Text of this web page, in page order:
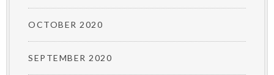
OCTOBER 2020
SEPTEMBER 2020